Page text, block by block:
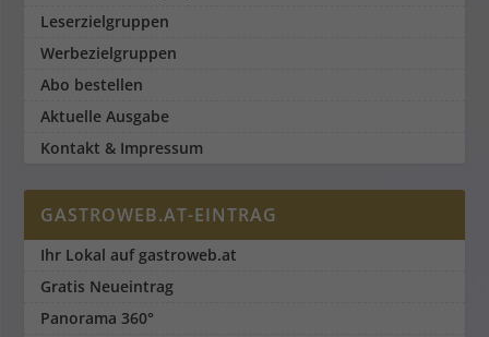
Leserzielgruppen
Werbezielgruppen
Abo bestellen
Aktuelle Ausgabe
Kontakt & Impressum
GASTROWEB.AT-EINTRAG
Ihr Lokal auf gastroweb.at
Gratis Neueintrag
Panorama 360°